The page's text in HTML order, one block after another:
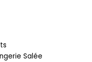
Salée